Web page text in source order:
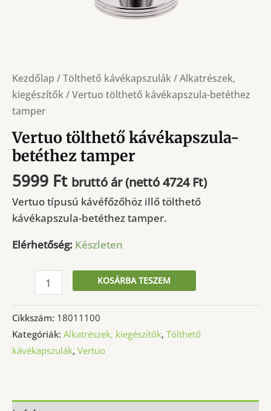
Kezdőlap /Tölthető kávékapszulák/Alkatrészek,
kiegészítők/ Vertuo tölthető kávékapszula-betéthez
tamper
Vertuo tölthető kávékapszula-
betéthez tamper
5999 Ft bruttó ár (nettó4724 Ft)
Vertuo típusú kávéfőzőhöz illő tölthető
kávékapszula-betéthez tamper.
Elérhetőség: Készleten
tölthető
kávékapszula-
betéthez
tamper
mennyiség
KOSÁRBA TESZEM
Cikkszám: 18011100
Kategóriák: Alkatrészek, kiegészítők, Tölthető
kávékapszulák, Vertuo